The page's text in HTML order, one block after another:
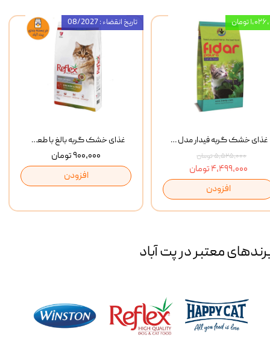
غذای خشک گربه بالغ با طعم مرغ و برنج رفلکس Reflex Multi Color Chicken And Rice وزن 1 کیلوگرم
۹۰۰,۰۰۰ تومان
افزودن
تاریخ انقضاء : 08/2027
غذای خشک گربه فیدار مدل Adult وزن 10 کیلوگرم
۵,۵۲۵,۰۰۰ تومان
۴,۴۹۹,۰۰۰ تومان
افزودن
تومان
معتبر در پت آباد